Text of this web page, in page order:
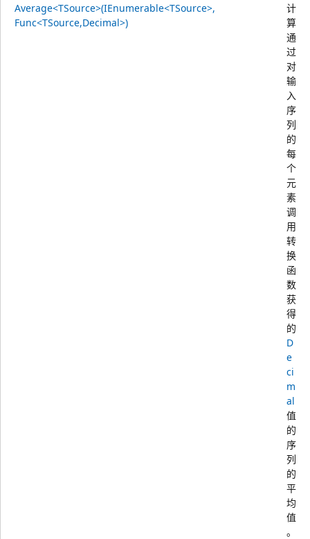
Average<TSource>(IEnumerable<TSource>,
Func<TSource,Decimal>)
计
算
通
过
对
输
入
序
列
的
每
个
元
素
调
用
转
换
函
数
获
得
的
D
e
ci
m
al
值
的
序
列
的
平
均
值
。